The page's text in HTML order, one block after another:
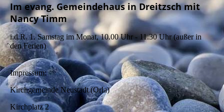
Im evang. Gemeindehaus in Dreitzsch mit
Nancy Timm
i.d.R. 1. Samstag im Monat, 10.00 Uhr - 11.30 Uhr (außer in
den Ferien)
Impressum:
Kirchgemeinde Neustadt (Orla)
Kirchplatz 2